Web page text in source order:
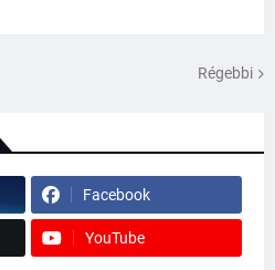
Régebbi
Facebook
YouTube